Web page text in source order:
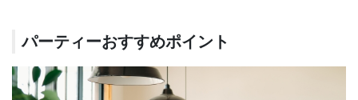
パーティーおすすめポイント